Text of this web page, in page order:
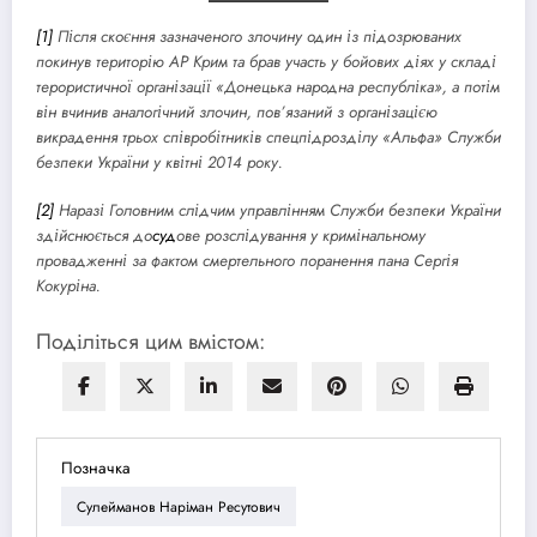
[1] Після скоєння зазначеного злочину один із підозрюваних
покинув територію АР Крим та брав участь у бойових діях у складі
терористичної організації «Донецька народна республіка», а потім
він вчинив аналогічний злочин, пов’язаний з організацією
викрадення трьох співробітників спецпідрозділу «Альфа» Служби
безпеки України у квітні 2014 року.
[2] Наразі Головним слідчим управлінням Служби безпеки України
здійснюється досудове розслідування у кримінальному
провадженні за фактом смертельного поранення пана Сергія
Кокуріна.
Поділіться цим вмістом:
Позначка
Cулейманов Наріман Ресутович